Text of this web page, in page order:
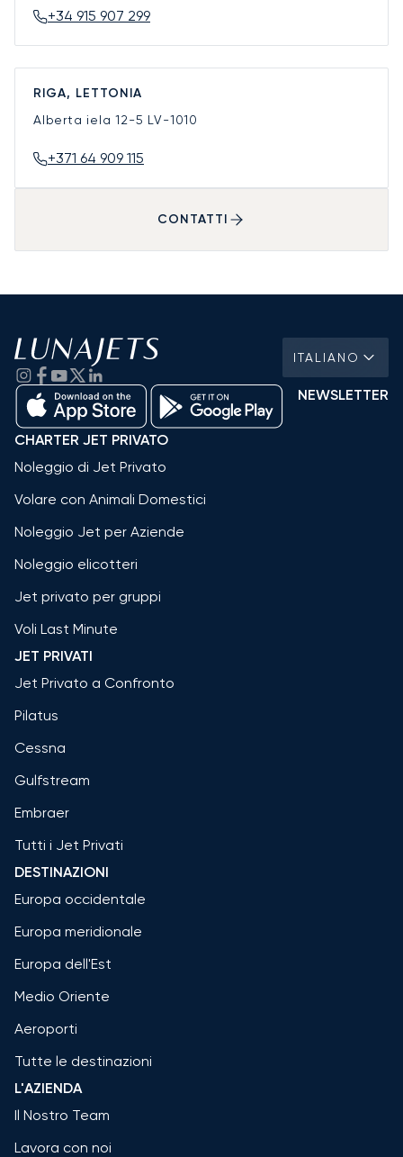
+34 915 907 299
RIGA, LETTONIA
Alberta iela 12-5 LV-1010
+371 64 909 115
CONTATTI
ITALIANO
NEWSLETTER
CHARTER JET PRIVATO
Noleggio di Jet Privato
Volare con Animali Domestici
Noleggio Jet per Aziende
Noleggio elicotteri
Jet privato per gruppi
Voli Last Minute
JET PRIVATI
Jet Privato a Confronto
Pilatus
Cessna
Gulfstream
Embraer
Tutti i Jet Privati
DESTINAZIONI
Europa occidentale
Europa meridionale
Europa dell'Est
Medio Oriente
Aeroporti
Tutte le destinazioni
L'AZIENDA
Il Nostro Team
Lavora con noi